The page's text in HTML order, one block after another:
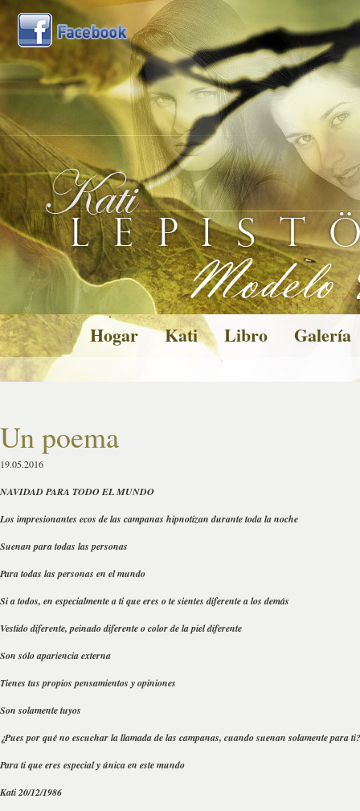
Hogar Kati Libro Galería
Un poema
19.05.2016
NAVIDAD PARA TODO EL MUNDO
Los impresionantes ecos de las campanas hipnotizan durante toda la noche
Suenan para todas las personas
Para todas las personas en el mundo
Si a todos, en especialmente a ti que eres o te sientes diferente a los demás
Vestido diferente, peinado diferente o color de la piel diferente
Son sólo apariencia externa
Tienes tus propios pensamientos y opiniones
Son solamente tuyos
¿Pues por qué no escuchar la llamada de las campanas, cuando suenan solamente para ti?
Para ti que eres especial y única en este mundo
Kati 20/12/1986